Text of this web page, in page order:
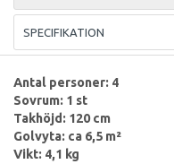
SPECIFIKATION
Antal personer: 4
Sovrum: 1 st
Takhöjd: 120 cm
Golvyta: ca 6,5 m²
Vikt: 4,1 kg